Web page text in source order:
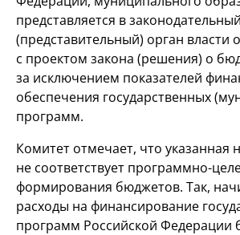
представляется в законодательный
(представительный) орган власти
с проектом закона (решения) о
за исключением показателей
обеспечения государственных
программ.
Комитет отмечает, что указанная
не соответствует программно-
формирования бюджетов. Так,
расходы на финансирование
программ Российской Федерации